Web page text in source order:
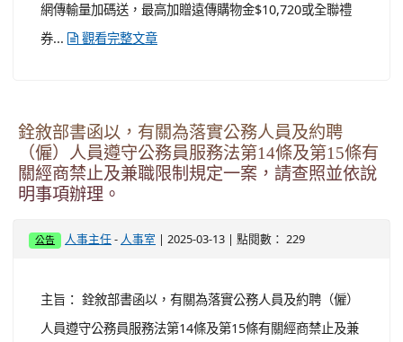
網傳輸量加碼送，最高加贈遠傳購物金$10,720或全聯禮
券...
觀看完整文章
銓敘部書函以，有關為落實公務人員及約聘
（僱）人員遵守公務員服務法第14條及第15條有
關經商禁止及兼職限制規定一案，請查照並依說
明事項辦理。
公告 人事主任 - 人事室 | 2025-03-13 | 點閱數： 229
主旨： 銓敘部書函以，有關為落實公務人員及約聘（僱）
人員遵守公務員服務法第14條及第15條有關經商禁止及兼